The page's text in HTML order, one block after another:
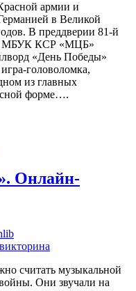
армии и
в Великой
В преддверии 81-й
МБУК КСР «МЦБ»
«День Победы»
головоломка,
из главных
форме….
Онлайн-
считать музыкальной
Они звучали на